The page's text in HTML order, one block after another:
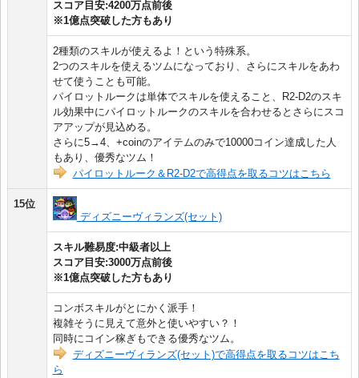
スコア目安:4200万点前後
※1億点突破した方もあり
2種類のスキルが使えるよ！という特殊系。
2つのスキルを使えるツムになっており、さらにスキルをあわ
せて使うことも可能。
パイロットルークは単体でスキルを使えること、R2-D2のスキ
ル効果中にパイロットルークのスキルを合わせるとさらにスコ
アアップが見込める。
さらに5→4、+coinのアイテムのみで10000コイン達成した人
もあり、優秀なツム！
パイロットルーク＆R2-D2で高得点を取るコツはこちら
15位
ディズニーヴィランズ(セット)
スキル難易度:中級者以上
スコア目安:3000万点前後
※1億点突破した方もあり
コンボスキルがとにかく派手！
複雑そうに見えて意外と使いやすい？！
同時にコイン稼ぎもできる優秀なツム。
ディズニーヴィランズ(セット)で高得点を取るコツはこち
ら